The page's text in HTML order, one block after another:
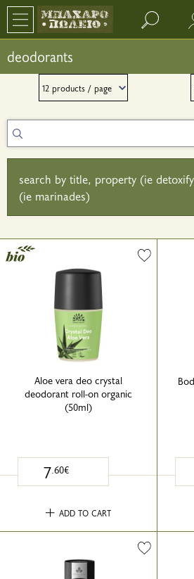
Search bar input field
deodorants
search by title, property (ie
(ie marinades)
Aloe vera deo crystal
deodorant roll-on organic
(50ml)
7.60€
ADD TO CART